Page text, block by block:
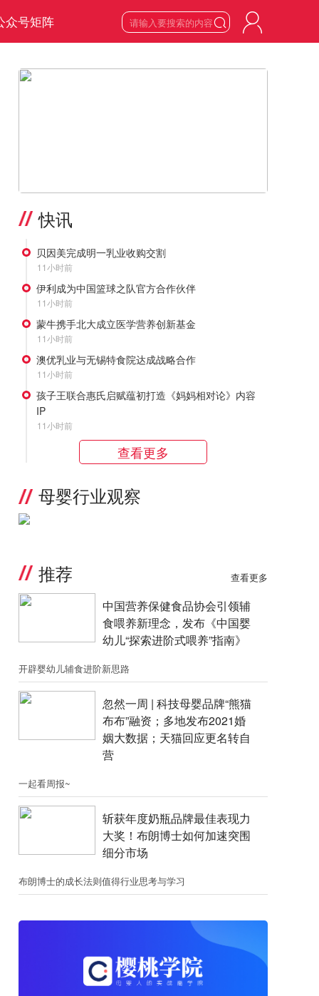
众号矩阵 
快讯
贝因美完成明一乳业收购交割
11小时前
伊利成为中国篮球之队官方合作伙伴
11小时前
蒙牛携手北大成立医学营养创新基金
11小时前
澳优乳业与无锡特食院达成战略合作
11小时前
孩子王联合惠氏启赋蕴初打造《妈妈相对论》内容
IP
11小时前
查看更多
母婴行业观察
推荐 查看更多
中国营养保健食品协会引领辅
食喂养新理念，发布《中国婴
幼儿“探索进阶式喂养”指南》
开辟婴幼儿辅食进阶新思路
忽然一周 |​​ 科技母婴品牌“熊猫
布布”融资；​多地发布2021婚
姻大数据；天猫回应更名转自
营
一起看周报~
斩获年度奶瓶品牌最佳表现力
大奖！布朗博士如何加速突围
细分市场
布朗博士的成长法则值得行业思考与学习